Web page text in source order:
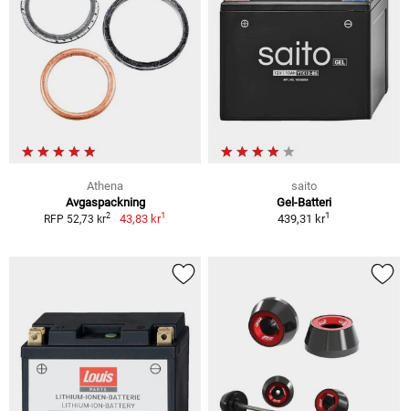
Athena
Avgaspackning
RFP 52,73 kr2 43,83 kr1
saito
Gel-Batteri
439,31 kr1